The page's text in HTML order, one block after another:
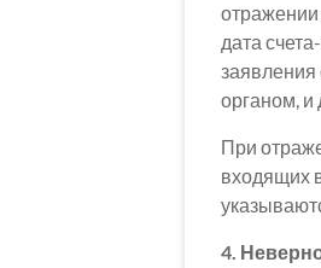
отражении
дата
органом, и
При
входящих
4.